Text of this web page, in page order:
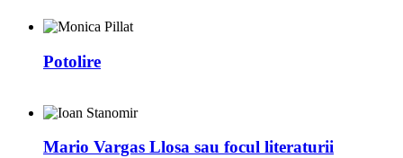
Potolire
Mario Vargas Llosa sau focul literaturii